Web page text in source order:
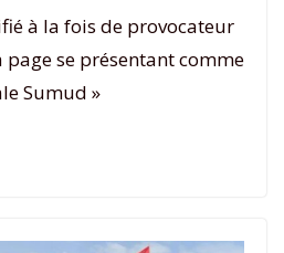
à la fois de provocateur
page se présentant comme
Sumud »